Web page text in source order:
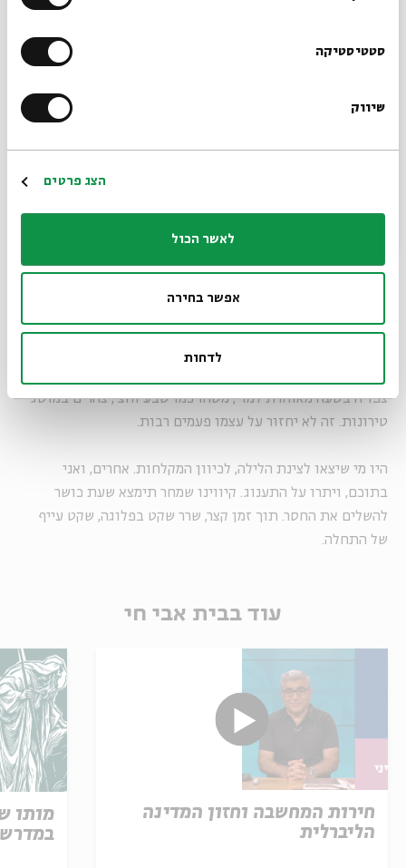
סטטיסטיקה
שיווק
הצג פרטים
לאשר הכול
אפשר בחירה
לדחות
בניווט. הגשר היה של הפלוגה השכנה, זו הסמוכה לבית הכנסת
מכיוון אחר של הפתח. במקום לרוץ ישר ושמאלה רצתי ימינה.
שהיתי במיגונית שם תוך שאני ממשיך להתפלל ולצידי שוהים
חיילים וחיילות מהפלוגה הלא מוכרת. לא יכולתי להחליף אתם
סיימנו את התפילה, נכנסנו לאוהלים, כל אחד היכן שהניח במקרה
המזרנים הדקיקים לא היו ממש יבשים ושק שינה (שק"ש) לא היה
משהו שידעתי איך הוא אמור להראות, בודאי לא איך משתמשים
בו. עברנו את זה, היינו מספיק עייפים. עדיף לישון כעת, מחר יהיה
צפויה בשעה מאוחרת למדי, משהו כמו שבע וחצי, צהרים במושגי
טירונות. זה לא יחזור על עצמו פעמים רבות.
היו מי שיצאו לצינת הלילה, לכיוון המקלחות. אחרים, ואני
בתוכם, ויתרו על התענוג. קיווינו שמחר תימצא שעת כושר
להשלים את החסר. תוך זמן קצר, שרר שקט בפלוגה, שקט עייף
של התחלה.
עוד בבית אבי חי
חירות המחשבה וחזון המדינה
הליברלית
מותו